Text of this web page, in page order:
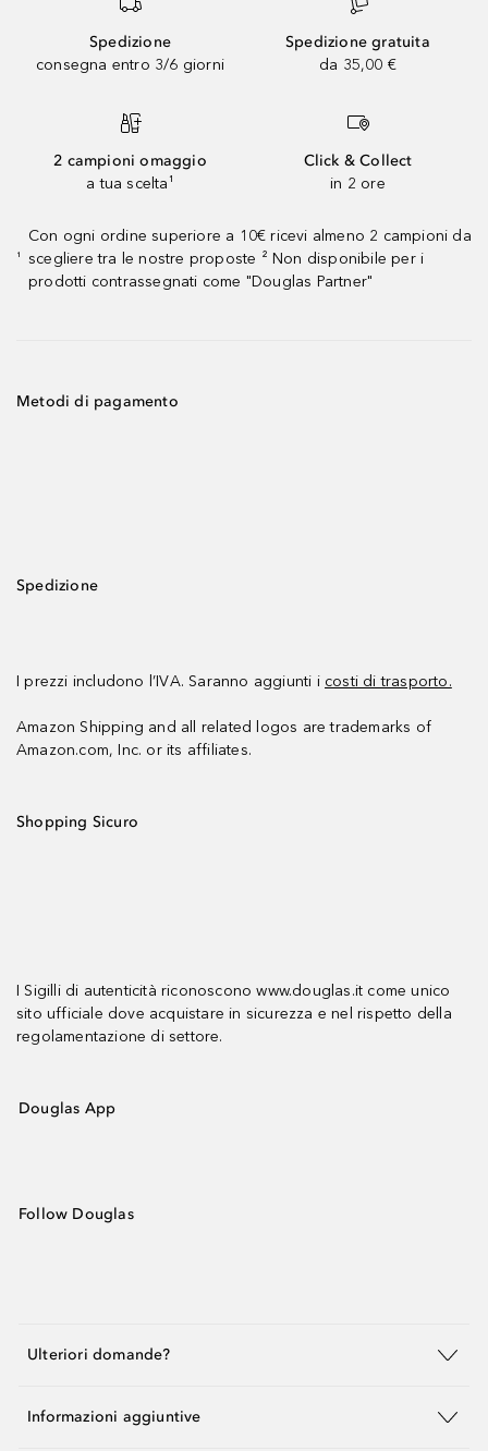
Spedizione
consegna entro 3/6 giorni
Spedizione gratuita
da 35,00 €
2 campioni omaggio
a tua scelta¹
Click & Collect
in 2 ore
¹
Con ogni ordine superiore a 10€ ricevi almeno 2 campioni da
scegliere tra le nostre proposte ² Non disponibile per i
prodotti contrassegnati come "Douglas Partner"
Metodi di pagamento
Spedizione
I prezzi includono l’IVA. Saranno aggiunti i costi di trasporto.
Amazon Shipping and all related logos are trademarks of
Amazon.com, Inc. or its affiliates.
Shopping Sicuro
I Sigilli di autenticità riconoscono www.douglas.it come unico
sito ufficiale dove acquistare in sicurezza e nel rispetto della
regolamentazione di settore.
Douglas App
Follow Douglas
Ulteriori domande?
Informazioni aggiuntive